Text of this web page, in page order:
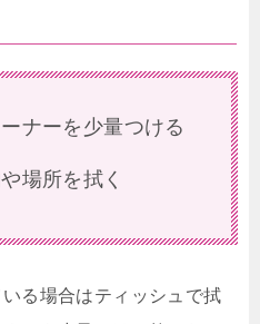
ナーを少量つける
場所を拭く
る場合はティッシュで拭